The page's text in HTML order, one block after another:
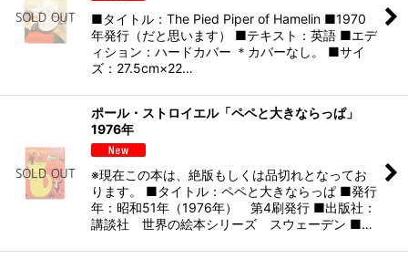
■タイトル：The Pied Piper of Hamelin ■1970
年発行（だと思います） ■テキスト：英語 ■エデ
ィション：ハードカバー ＊カバーなし。 ■サイ
ズ：27.5cm×22…
ポール・ストロイエル「ペペと大きならっぱ」
1976年
※現在この本は、絶版もしくは品切れとなってお
ります。 ■タイトル：ペペと大きならっぱ ■発行
年：昭和51年（1976年） 第4刷発行 ■出版社：
講談社 世界の絵本シリーズ スウェーデン ■…